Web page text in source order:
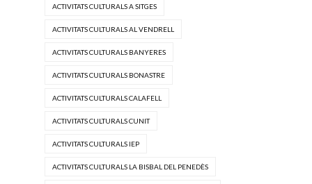
ACTIVITATS CULTURALS A SITGES
ACTIVITATS CULTURALS AL VENDRELL
ACTIVITATS CULTURALS BANYERES
ACTIVITATS CULTURALS BONASTRE
ACTIVITATS CULTURALS CALAFELL
ACTIVITATS CULTURALS CUNIT
ACTIVITATS CULTURALS IEP
ACTIVITATS CULTURALS LA BISBAL DEL PENEDÈS